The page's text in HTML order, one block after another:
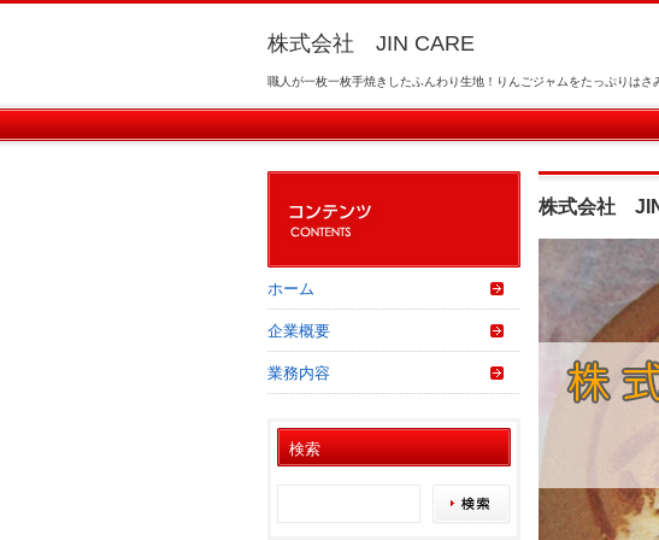
株式会社 JIN CARE
職人が一枚一枚手焼きしたふんわり生地！りんごジャムをたっぷりはさ
株式会社 JIN
ホーム
企業概要
業務内容
検索